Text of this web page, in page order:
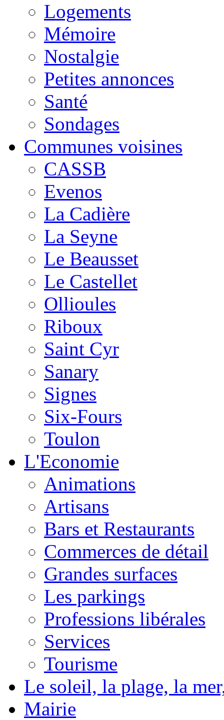
Logements
Mémoire
Nostalgie
Petites annonces
Santé
Sondages
Communes voisines
CASSB
Evenos
La Cadière
La Seyne
Le Beausset
Le Castellet
Ollioules
Riboux
Saint Cyr
Sanary
Signes
Six-Fours
Toulon
L'Economie
Animations
Artisans
Bars et Restaurants
Commerces de détail
Grandes surfaces
Les parkings
Professions libérales
Services
Tourisme
Le soleil, la plage, la
Mairie